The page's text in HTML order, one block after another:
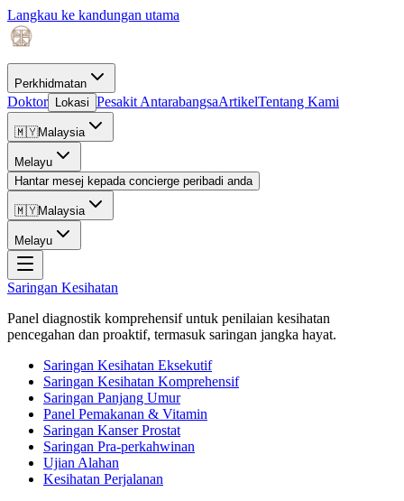
Langkau ke kandungan utama
Perkhidmatan
Doktor Lokasi Pesakit AntarabangsaArtikelTentang Kami
🇲🇾Malaysia
Melayu
Hantar mesej kepada concierge peribadi anda
🇲🇾Malaysia
Melayu
Saringan Kesihatan
Panel diagnostik komprehensif untuk penilaian kesihatan
pencegahan dan proaktif, termasuk saringan jangka hayat.
Saringan Kesihatan Eksekutif
Saringan Kesihatan Komprehensif
Saringan Panjang Umur
Panel Pemakanan & Vitamin
Saringan Kanser Prostat
Saringan Pra-perkahwinan
Ujian Alahan
Kesihatan Perjalanan